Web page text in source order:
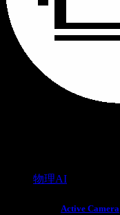
物理AI
Active Camera